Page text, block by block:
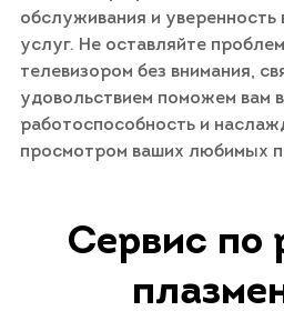
обслуживания и уверенность
услуг. Не оставляйте
телевизором без внимания,
удовольствием поможем вам
работоспособность и
просмотром ваших любимых
Сервис по